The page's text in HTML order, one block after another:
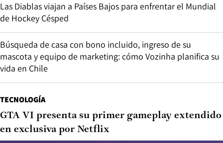
Las Diablas viajan a Países Bajos para enfrentar el Mundial
de Hockey Césped
Búsqueda de casa con bono incluido, ingreso de su
mascota y equipo de marketing: cómo Vozinha planifica su
vida en Chile
TECNOLOGÍA
GTA VI presenta su primer gameplay extendido
en exclusiva por Netflix